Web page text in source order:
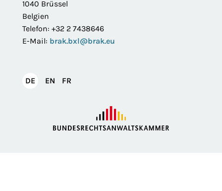
1040 Brüssel
Belgien
Telefon: +32 2 7438646
E-Mail: brak.bxl@brak.eu
DEDeutsch
EN English
FR